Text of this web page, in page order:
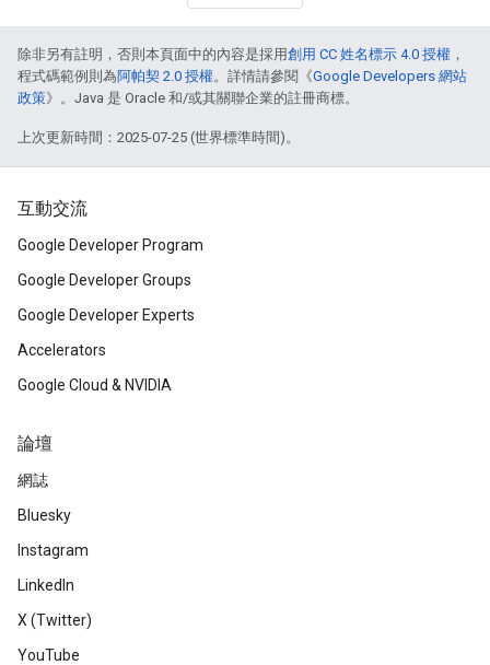
除非另有註明，否則本頁面中的內容是採用創用 CC 姓名標示 4.0 授權 ，
程式碼範例則為阿帕契 2.0 授權。詳情請參閱《Google Developers 網站
政策》。Java 是 Oracle 和/或其關聯企業的註冊商標。
上次更新時間：2025-07-25 (世界標準時間)。
互動交流
Google Developer Program
Google Developer Groups
Google Developer Experts
Accelerators
Google Cloud & NVIDIA
論壇
網誌
Bluesky
Instagram
LinkedIn
X (Twitter)
YouTube